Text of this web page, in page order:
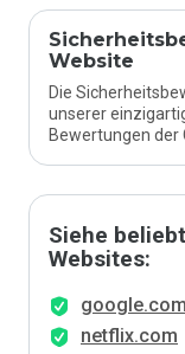
Website
Die
unserer
Bewertungen der
Siehe
Websites:
google.com
netflix.com